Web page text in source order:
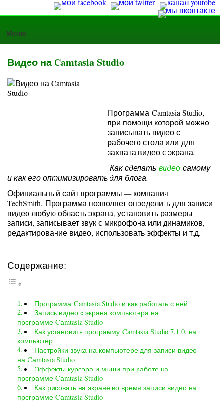
Меню
Видео на Camtasia Studio
Программа Camtasia Studio,
при помощи которой можно
записывать видео с
рабочего стола или для
захвата видео с экрана.
Как сделать видео самому
и как его оптимизировать для блога.
Официальный сайт программы —компания
TechSmith. Программа позволяет определить для записи
видео любую область экрана, установить размеры
записи, записывает звук с микрофона или динамиков,
редактирование видео, использовать эффекты и т.д.
Содержание:
Программа Camtasia Studio и как работать с ней
Запись видео с экрана компьютера на
программе Cаmtasia Studio
Как установить программу Camtasia Studio 7.1.0. на
компьютер
Настройки звука на компьютере для записи видео
на Cаmtasia Studio
Эффекты курсора и мыши при работе на
программе Cаmtasia Studio
Как рисовать на экране во время записи видео на
программе Cаmtasia Studio